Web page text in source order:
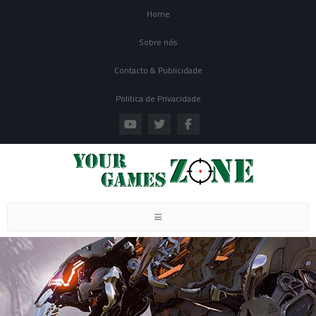
Home
Sobre nós
Contacto & Publicidade
Politica de Privacidade
Toggle navigation